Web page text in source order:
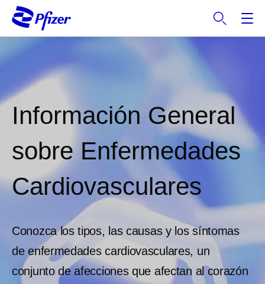
i
m
a
Información General
sobre Enfermedades
Cardiovasculares
Conozca los tipos, las causas y los síntomas
de enfermedades cardiovasculares, un
conjunto de afecciones que afectan al corazón